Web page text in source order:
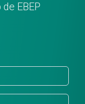
EBEP